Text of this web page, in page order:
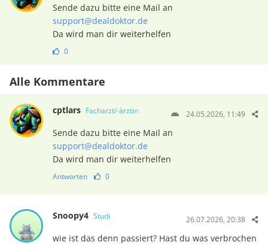
Sende dazu bitte eine Mail an
support@dealdoktor.de
Da wird man dir weiterhelfen
0
Alle Kommentare
cptlars Facharzt/-ärztin 24.05.2026, 11:49
Sende dazu bitte eine Mail an
support@dealdoktor.de
Da wird man dir weiterhelfen
Antworten 0
Snoopy4 Studi 26.07.2026, 20:38
wie ist das denn passiert? Hast du was verbrochen